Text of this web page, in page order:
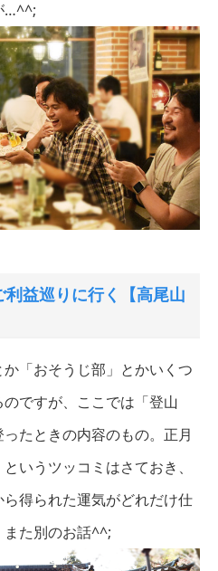
…^^;
益巡りに行く【高尾山
か「おそうじ部」とかいくつ
ですが、ここでは「登山
たときの内容のもの。正月
いうツッコミはさておき、
得られた運気がどれだけ仕
た別のお話^^;